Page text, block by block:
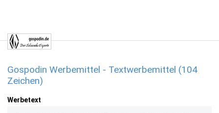
Gospodin Werbemittel - Textwerbemittel (104
Zeichen)
Werbetext